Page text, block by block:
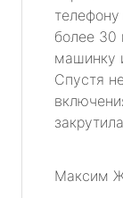
более 30
машинку
Спустя
Максим